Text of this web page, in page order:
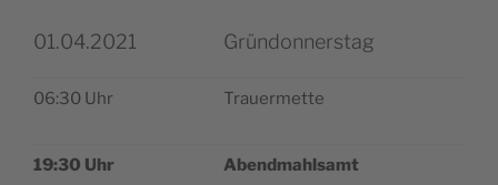
01.04.2021 Gründonnerstag
06:30 Uhr Trau­er­met­te
19:30 Uhr Abend­mahl­samt